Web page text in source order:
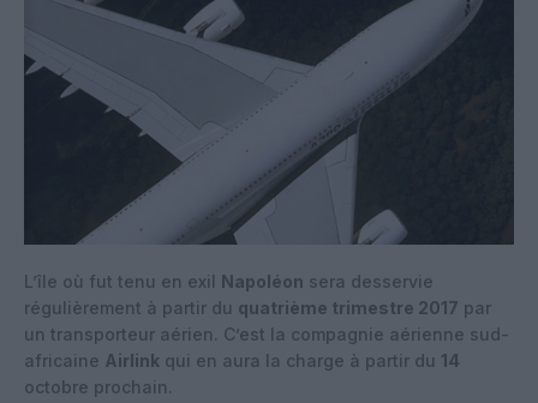
L’île où fut tenu en exil Napoléon sera desservie
régulièrement à partir du quatrième trimestre 2017 par
un transporteur aérien. C’est la compagnie aérienne sud-
africaine Airlink qui en aura la charge à partir du 14
octobre prochain.